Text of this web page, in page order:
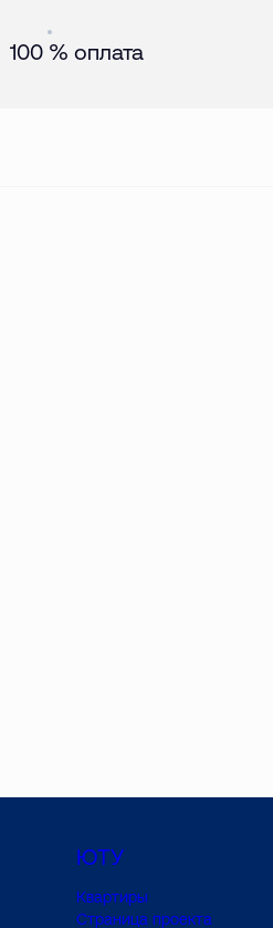
100 % оплата
ЮТУ
Квартиры
Страница проекта